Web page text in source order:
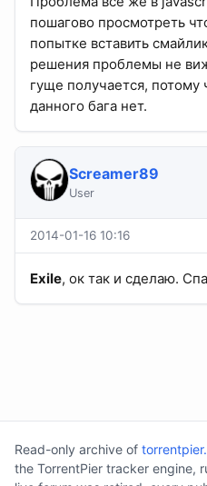
пошагово просмотреть
попытке вставить
решения проблемы не
гуще получается, потому
данного бага нет.
Screamer89
User
2014-01-16 10:16
Exile, ок так и сделаю.
Read-only archive of
the TorrentPier tracker engine,